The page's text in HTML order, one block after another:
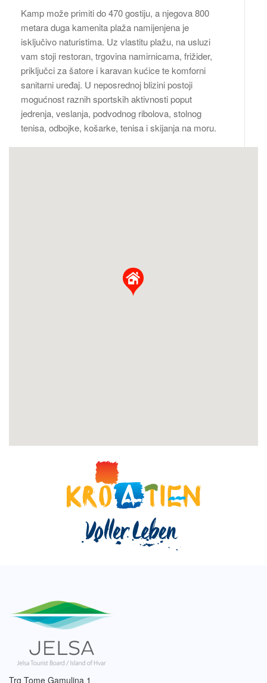
Kamp može primiti do 470 gostiju, a njegova 800
metara duga kamenita plaža namijenjena je
isključivo naturistima. Uz vlastitu plažu, na usluzi
vam stoji restoran, trgovina namirnicama, frižider,
priključci za šatore i karavan kućice te komforni
sanitarni uređaj. U neposrednoj blizini postoji
mogućnost raznih sportskih aktivnosti poput
jedrenja, veslanja, podvodnog ribolova, stolnog
tenisa, odbojke, košarke, tenisa i skijanja na moru.
Trg Tome Gamulina 1